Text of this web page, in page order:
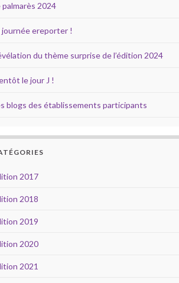
palmarès 2024
journée ereporter !
du thème surprise de l’édition 2024
le jour J !
blogs des établissements participants
2017
2018
2019
2020
2021